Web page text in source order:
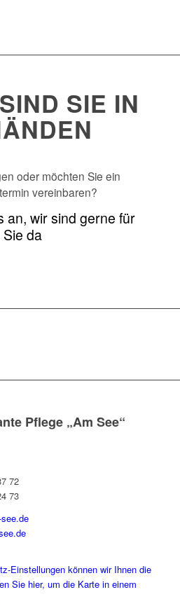
SIE IN
oder möchten Sie ein
vereinbaren?
an, wir sind gerne für
Sie da
Pflege „Am See“
72
73
Einstellungen können wir Ihnen die
Sie hier, um die Karte in einem